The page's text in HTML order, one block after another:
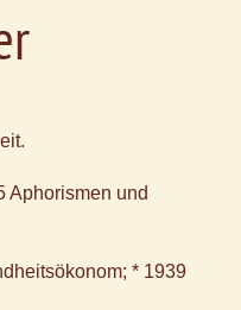
Aphorismen und
* 1939